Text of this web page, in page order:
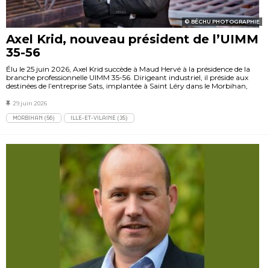
BÉCHU PHOTOGRAPHIE
Axel Krid, nouveau président de l’UIMM
35-56
Élu le 25 juin 2026, Axel Krid succède à Maud Hervé à la présidence de la
branche professionnelle UIMM 35-56. Dirigeant industriel, il préside aux
destinées de l’entreprise Sats, implantée à Saint Léry dans le Morbihan,
29 juin 2026
MORBIHAN (56) ILLE-ET-VILAINE (35)